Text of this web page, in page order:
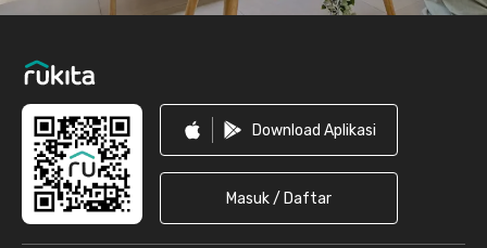
Download Aplikasi
Masuk / Daftar